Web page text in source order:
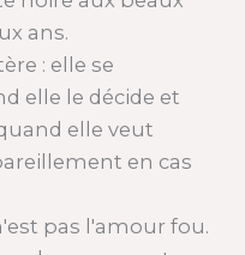
ans.
: elle se
elle le décide et
elle veut
en cas
pas l'amour fou.